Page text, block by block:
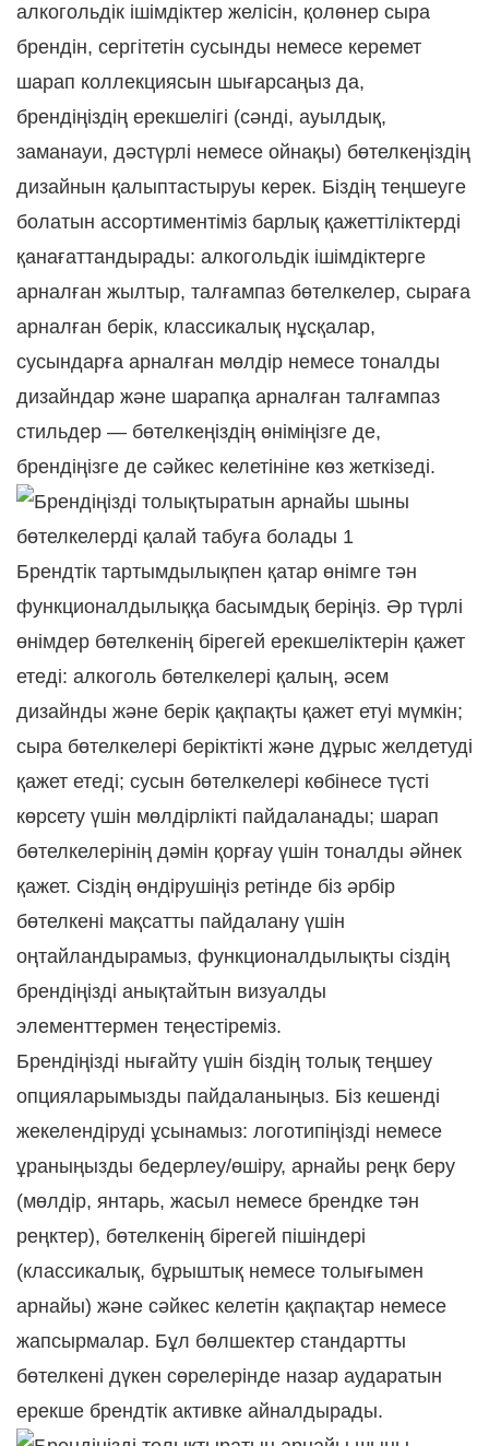
алкогольдік ішімдіктер желісін, қолөнер сыра
брендін, сергітетін сусынды немесе керемет
шарап коллекциясын шығарсаңыз да,
брендіңіздің ерекшелігі (сәнді, ауылдық,
заманауи, дәстүрлі немесе ойнақы) бөтелкеңіздің
дизайнын қалыптастыруы керек. Біздің теңшеуге
болатын ассортиментіміз барлық қажеттіліктерді
қанағаттандырады: алкогольдік ішімдіктерге
арналған жылтыр, талғампаз бөтелкелер, сыраға
арналған берік, классикалық нұсқалар,
сусындарға арналған мөлдір немесе тоналды
дизайндар және шарапқа арналған талғампаз
стильдер — бөтелкеңіздің өніміңізге де,
брендіңізге де сәйкес келетініне көз жеткізеді.
Брендтік тартымдылықпен қатар өнімге тән
функционалдылыққа басымдық беріңіз. Әр түрлі
өнімдер бөтелкенің бірегей ерекшеліктерін қажет
етеді: алкоголь бөтелкелері қалың, әсем
дизайнды және берік қақпақты қажет етуі мүмкін;
сыра бөтелкелері беріктікті және дұрыс желдетуді
қажет етеді; сусын бөтелкелері көбінесе түсті
көрсету үшін мөлдірлікті пайдаланады; шарап
бөтелкелерінің дәмін қорғау үшін тоналды әйнек
қажет. Сіздің өндірушіңіз ретінде біз әрбір
бөтелкені мақсатты пайдалану үшін
оңтайландырамыз, функционалдылықты сіздің
брендіңізді анықтайтын визуалды
элементтермен теңестіреміз.
Брендіңізді нығайту үшін біздің толық теңшеу
опцияларымызды пайдаланыңыз. Біз кешенді
жекелендіруді ұсынамыз: логотипіңізді немесе
ұраныңызды бедерлеу/өшіру, арнайы реңк беру
(мөлдір, янтарь, жасыл немесе брендке тән
реңктер), бөтелкенің бірегей пішіндері
(классикалық, бұрыштық немесе толығымен
арнайы) және сәйкес келетін қақпақтар немесе
жапсырмалар. Бұл бөлшектер стандартты
бөтелкені дүкен сөрелерінде назар аударатын
ерекше брендтік активке айналдырады.